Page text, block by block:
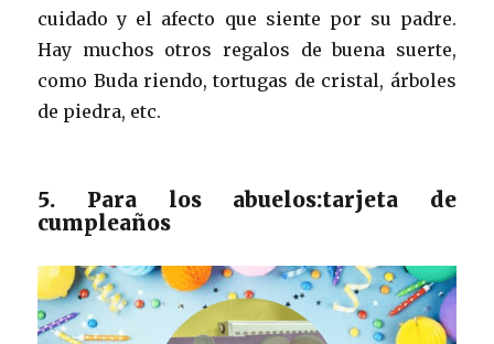
cuidado y el afecto que siente por su padre.
Hay muchos otros regalos de buena suerte,
como Buda riendo, tortugas de cristal, árboles
de piedra, etc.
5. Para los abuelos:tarjeta de
cumpleaños